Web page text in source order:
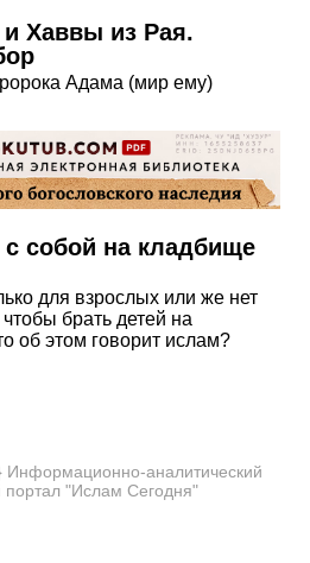
Хаввы из Рая.
Адама (мир ему)
собой на кладбище
для взрослых или же нет
брать детей на
об этом говорит ислам?
аналитический
"Ислам Сегодня"